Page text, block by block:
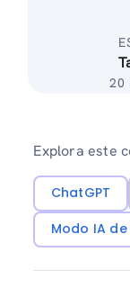
20
Explora este
ChatGPT
Modo IA